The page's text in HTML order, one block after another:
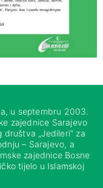
u septembru 2003.
zajednice Sarajevo
„Jedileri“ za
– Sarajevo, a
zajednice Bosne
tijelo u Islamskoj